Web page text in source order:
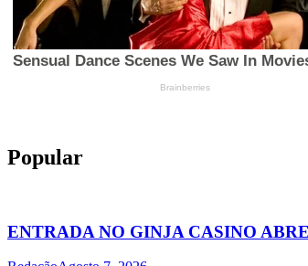
Popular
ENTRADA NO GINJA CASINO